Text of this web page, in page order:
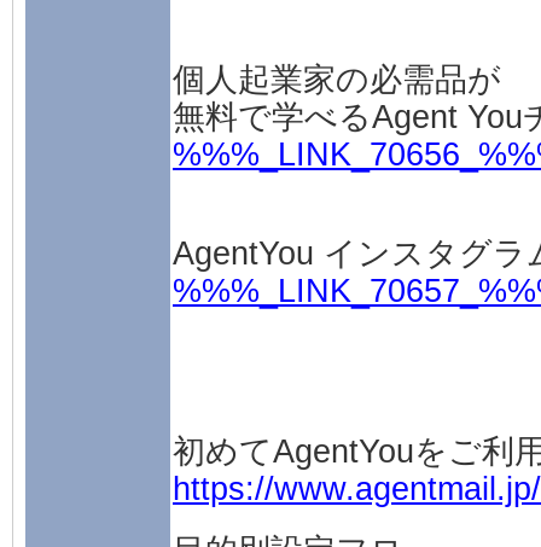
個人起業家の必需品が
無料で学べるAgent You
AgentYou インスタグラ
初めてAgentYouをご利
https://